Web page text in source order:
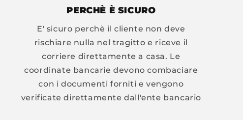
PERCHÈ È SICURO
E' sicuro perchè il cliente non deve
rischiare nulla nel tragitto e riceve il
corriere direttamente a casa. Le
coordinate bancarie devono combaciare
con i documenti forniti e vengono
verificate direttamente dall'ente bancario